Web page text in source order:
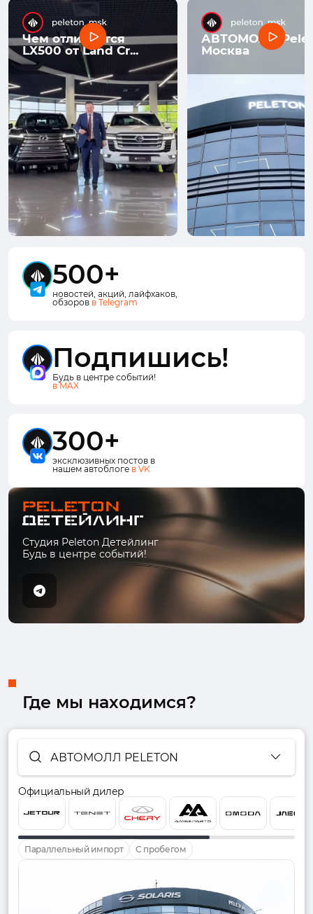
Чем отличается
LX500 от Land Cr...
АВТОМОЛЛ
Москва
500+
новостей, акций, лайфхаков,
обзоров в Telegram
Подпишись!
Будь в центре событий!
в MAX
300+
эксклюзивных постов в
нашем автоблоге в VK
Студия Peleton Детейлинг
Будь в центре событий!
Где мы находимся?
АВТОМОЛЛ PELETON
Официальный дилер
Параллельный импорт С пробегом